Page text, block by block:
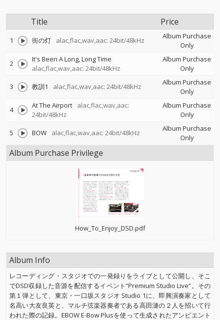
Title Price
1 街の灯 alac,flac,wav,aac: 24bit/48kHz
Album Purchase
Only
2
It's Been A Long, Long Time
alac,flac,wav,aac: 24bit/48kHz
Album Purchase
Only
3 教訓1 alac,flac,wav,aac: 24bit/48kHz
Album Purchase
Only
4 At The Airport
alac,flac,wav,aac:
24bit/48kHz
Album Purchase
Only
5 BOW alac,flac,wav,aac: 24bit/48kHz
Album Purchase
Only
Album Purchase Privilege
How_To_Enjoy_DSD.pdf
Album Info
レコーディング・スタジオでの一発録りをライブとして公開し、そこ
でDSD収録した音源を配信するイベント“Premium Studio Live”。その
第１弾として、東京・一口坂スタジオ Studio 1に、即興演奏家として
名高い大友良英と、マルチ弦楽器奏者である高田漣の２人を招いて行
われた際の記録。EBOW E-Bow Plusを使って生成されたアンビエント